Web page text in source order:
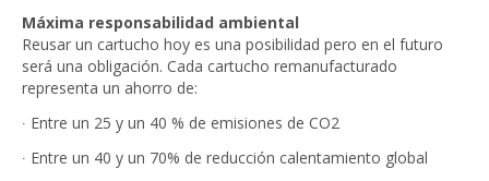
Máxima responsabilidad ambiental
Reusar un cartucho hoy es una posibilidad pero en el futuro
será una obligación. Cada cartucho remanufacturado
representa un ahorro de:
∙ Entre un 25 y un 40 % de emisiones de CO2
∙ Entre un 40 y un 70% de reducción calentamiento global